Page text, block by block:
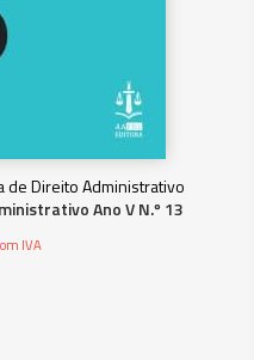
de Direito Administrativo
Ano V N.º 13
IVA